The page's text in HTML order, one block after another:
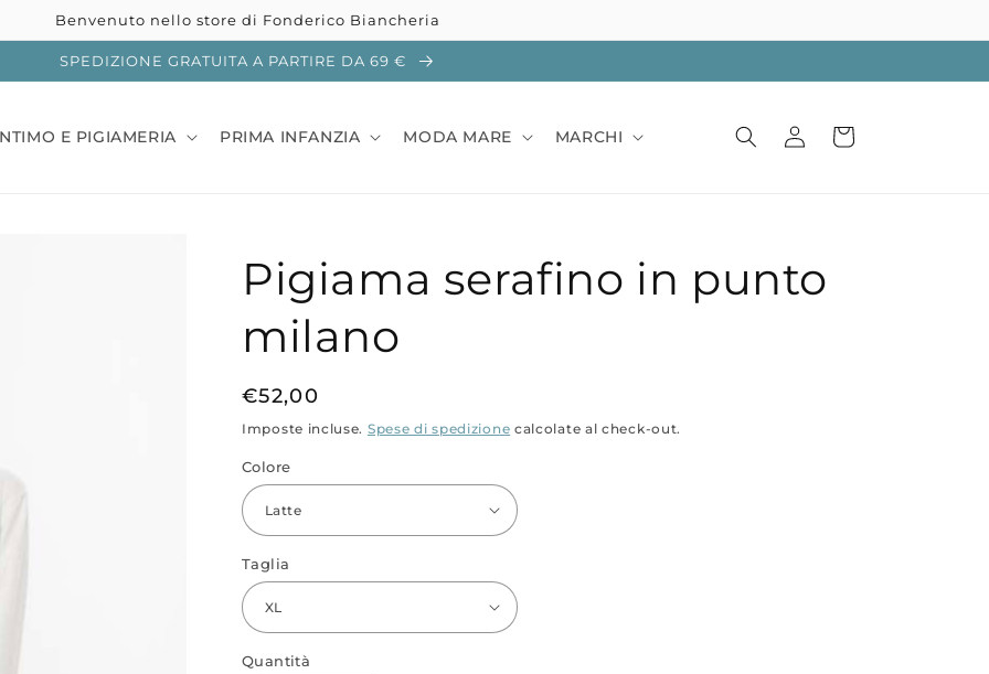
Benvenuto nello store di Fonderico Biancheria
SPEDIZIONE GRATUITA A PARTIRE DA 69 €
E PIGIAMERIA PRIMA INFANZIA MODA MARE MARCHI Accedi Carrello
Pigiama serafino in punto
milano
Prezzo
di
listino
€52,00
Imposte incluse. Spese di spedizione calcolate al check-out.
Colore
Taglia
Quantità